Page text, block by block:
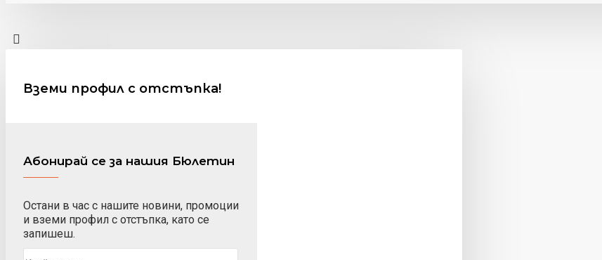
Вземи профил с отстъпка!
Абонирай се за нашия Бюлетин
Остани в час с нашите новини, промоции
и вземи профил с отстъпка, като се
запишеш.